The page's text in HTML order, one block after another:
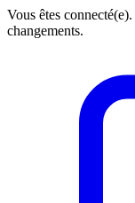
Vous êtes connecté(e).
changements.